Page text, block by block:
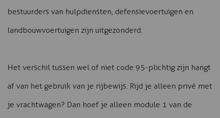
bestuurders van hulpdiensten, defensievoertuigen en
landbouwvoertuigen zijn uitgezonderd.
Het verschil tussen wel of niet code 95-plichtig zijn hangt
af van het gebruik van je rijbewijs. Rijd je alleen privé met
je vrachtwagen? Dan hoef je alleen module 1 van de